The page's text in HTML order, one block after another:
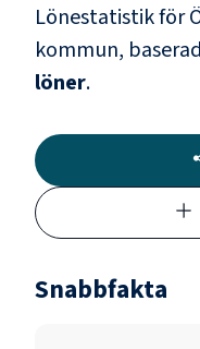
Lönestatistik för
kommun,
löner.
Snabbfakta